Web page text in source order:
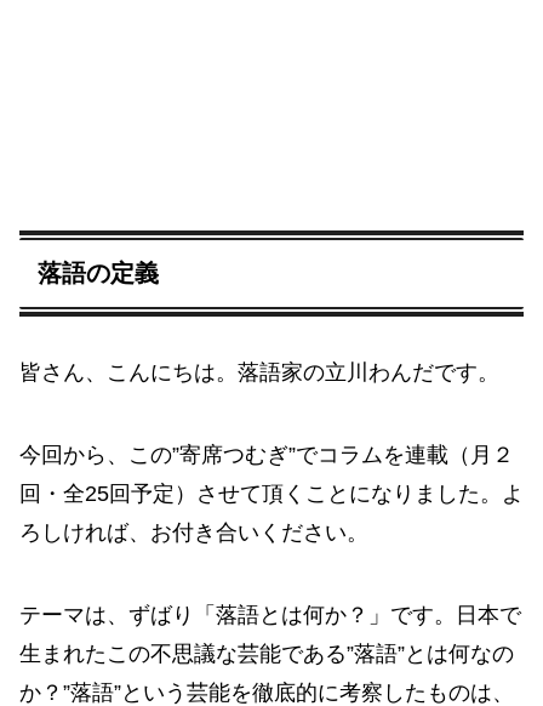
落語の定義
皆さん、こんにちは。落語家の立川わんだです。
今回から、この”寄席つむぎ”でコラムを連載（月２
回・全25回予定）させて頂くことになりました。よ
ろしければ、お付き合いください。
テーマは、ずばり「落語とは何か？」です。日本で
生まれたこの不思議な芸能である”落語”とは何なの
か？”落語”という芸能を徹底的に考察したものは、